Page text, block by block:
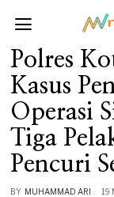
Polres
Kasus
Operasi
Tiga
Pencuri
BY MUHAMMAD ARI 19